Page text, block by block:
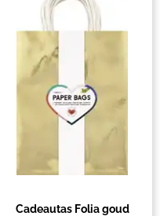
Cadeautas Folia goud